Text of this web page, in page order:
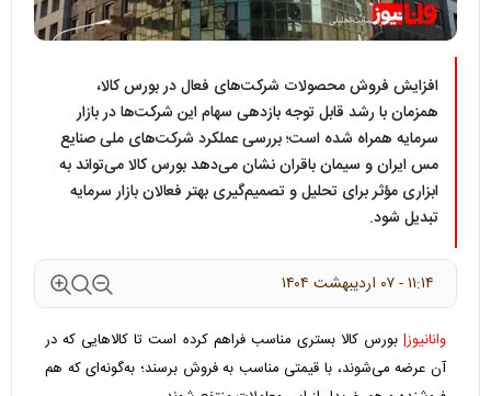
افزایش فروش محصولات شرکت‌های فعال در بورس کالا،
همزمان با رشد قابل توجه بازدهی سهام این شرکت‌ها در بازار
سرمایه همراه شده است؛ بررسی عملکرد شرکت‌های ملی صنایع
مس ایران و سیمان باقران نشان می‌دهد بورس کالا می‌تواند به
ابزاری مؤثر برای تحلیل و تصمیم‌گیری بهتر فعالان بازار سرمایه
تبدیل شود.
۱۱:۱۴ - ۰۷ ارديبهشت ۱۴۰۴
وانانیوز| بورس کالا بستری مناسب فراهم کرده است تا کالا‌هایی که در
آن عرضه می‌شوند، با قیمتی مناسب به فروش برسند؛ به‌گونه‌ای که هم